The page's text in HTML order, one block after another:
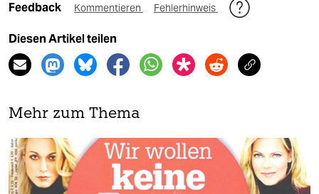
Feedback Kommentieren Fehlerhinweis
Diesen Artikel teilen
Mehr zum Thema